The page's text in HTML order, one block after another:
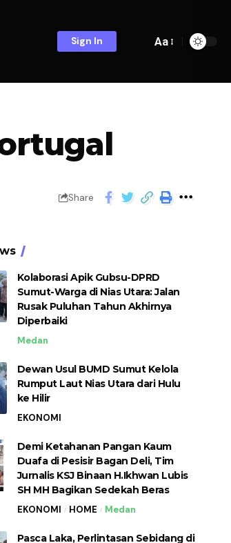
Sign In Aa
Share
Kolaborasi Apik Gubsu-DPRD
Sumut-Warga di Nias Utara: Jalan
Rusak Puluhan Tahun Akhirnya
Diperbaiki
Medan
Dewan Usul BUMD Sumut Kelola
Rumput Laut Nias Utara dari Hulu
ke Hilir
EKONOMI
Demi Ketahanan Pangan Kaum
Duafa di Pesisir Bagan Deli, Tim
Jurnalis KSJ Binaan H.Ikhwan Lubis
SH MH Bagikan Sedekah Beras
EKONOMI HOME Medan
Pasca Laka, Perlintasan Sebidang di